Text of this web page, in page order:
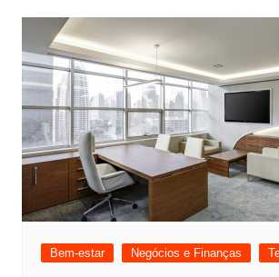
Bem-estar Negócios e Finanças